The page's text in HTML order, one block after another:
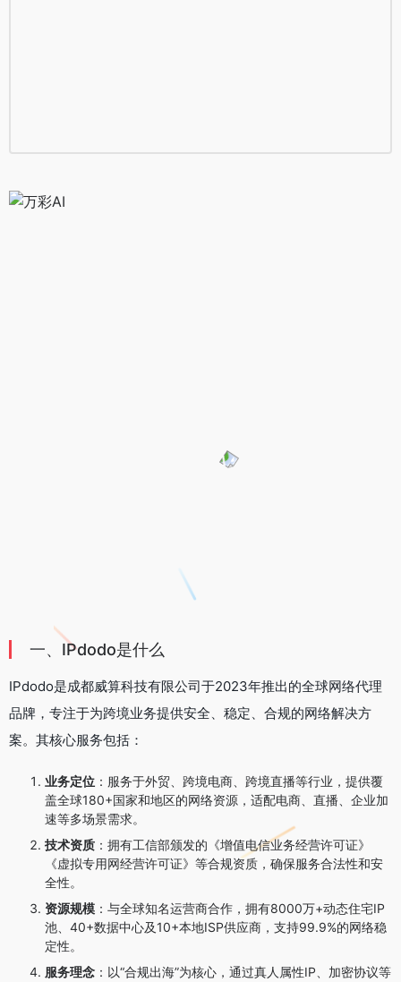
一、IPdodo是什么
IPdodo是成都威算科技有限公司于2023年推出的全球网络代理
品牌，专注于为跨境业务提供安全、稳定、合规的网络解决方
案。其核心服务包括：
业务定位 ：服务于外贸、跨境电商、跨境直播等行业，提供覆
盖全球180+国家和地区的网络资源，适配电商、直播、企业加
速等多场景需求。
技术资质 ：拥有工信部颁发的《增值电信业务经营许可证》
《虚拟专用网经营许可证》等合规资质，确保服务合法性和安
全性。
资源规模 ：与全球知名运营商合作，拥有8000万+动态住宅IP
池、40+数据中心及10+本地ISP供应商，支持99.9%的网络稳
定性。
服务理念 ：以“合规出海”为核心，通过真人属性IP、加密协议等